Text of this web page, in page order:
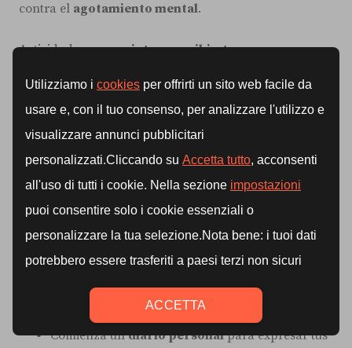
contra el agotamiento mental.
Actividades comopintar, escribir, tocar un
de las preocupaciones diarias y canalizar las
emociones de manera constructiva.
estas actividades estimulan la producción
y motivación.
Algunas ideas para incluir actividades creativas en tu
día a día:
Dedica 15 minutos a dibujar o colorear
Comienza undiario personalpara expresar tus